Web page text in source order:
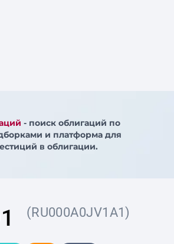
- поиск облигаций по
и платформа для
в облигации.
(RU000A0JV1A1)